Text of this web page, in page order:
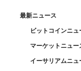
最新ニュース
ビットコインニュ
マーケットニュー
イーサリアムニュ